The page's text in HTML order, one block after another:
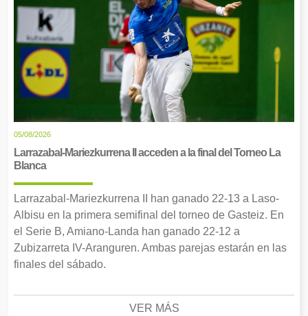
05/08/2026
Larrazabal-Mariezkurrena II acceden a la final del Torneo La
Blanca
Larrazabal-Mariezkurrena II han ganado 22-13 a Laso-
Albisu en la primera semifinal del torneo de Gasteiz. En
el Serie B, Amiano-Landa han ganado 22-12 a
Zubizarreta IV-Aranguren. Ambas parejas estarán en las
finales del sábado.
VER MÁS